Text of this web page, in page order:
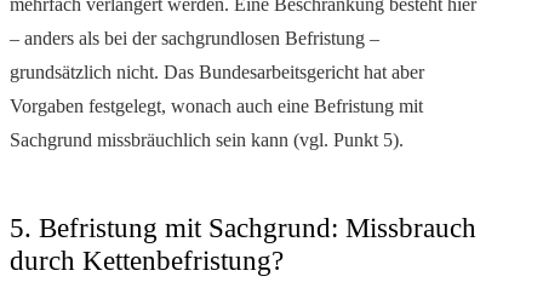
mehrfach verlängert werden. Eine Beschränkung besteht hier
– anders als bei der sachgrundlosen Befristung –
grundsätzlich nicht. Das Bundesarbeitsgericht hat aber
Vorgaben festgelegt, wonach auch eine Befristung mit
Sachgrund missbräuchlich sein kann (vgl. Punkt 5).
5. Befristung mit Sachgrund: Missbrauch
durch Kettenbefristung?